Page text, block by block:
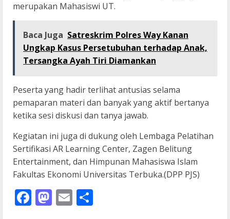
merupakan Mahasiswi UT.
Baca Juga Satreskrim Polres Way Kanan
Ungkap Kasus Persetubuhan terhadap Anak,
Tersangka Ayah Tiri Diamankan
Peserta yang hadir terlihat antusias selama
pemaparan materi dan banyak yang aktif bertanya
ketika sesi diskusi dan tanya jawab.
Kegiatan ini juga di dukung oleh Lembaga Pelatihan
Sertifikasi AR Learning Center, Zagen Belitung
Entertainment, dan Himpunan Mahasiswa Islam
Fakultas Ekonomi Universitas Terbuka.(DPP PJS)
Facebook
Mastodon
Email